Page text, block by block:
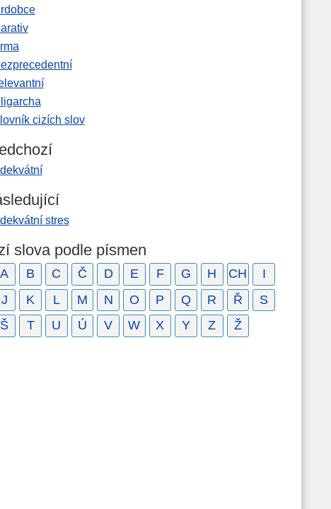
cizích slov
stres
slova podle písmen
A B C Č D E F G H CH
I
J
K L M N O P Q R Ř
S
Š
T U Ú V W X Y Z Ž